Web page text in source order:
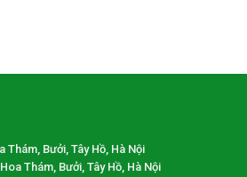
Bưởi, Tây Hồ, Hà Nội
Thám, Bưởi, Tây Hồ, Hà Nội